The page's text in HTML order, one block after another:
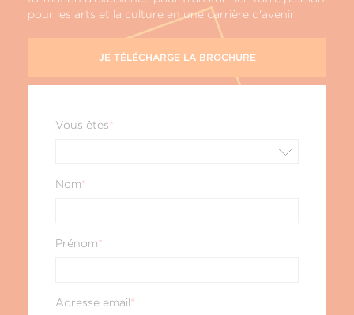
pour les arts et la culture en une carrière d'avenir.
JE TÉLÉCHARGE LA BROCHURE
Vous êtes*
Nom*
Prénom*
Adresse email*